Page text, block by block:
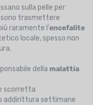
sulla pelle per
trasmettere
raramente l'encefalite
locale, spesso non
della malattia
scorretta
addirittura settimane